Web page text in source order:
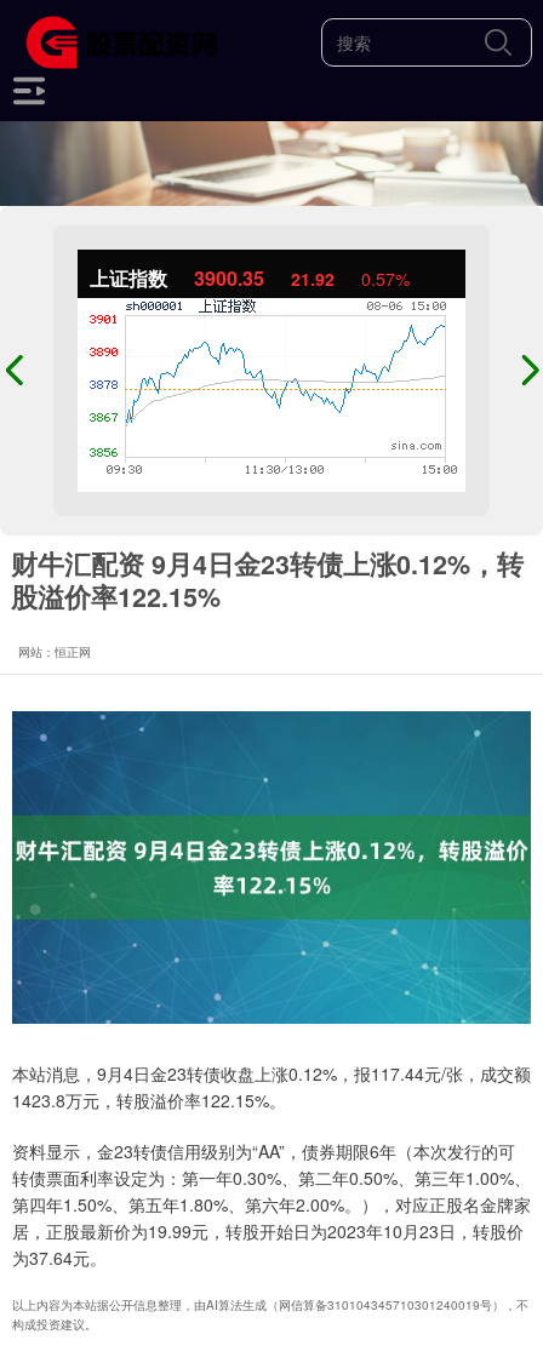
上证指数 3900.35 21.92 0.57%
财牛汇配资 9月4日金23转债上涨0.12%，转
股溢价率122.15%
网站：恒正网
本站消息，9月4日金23转债收盘上涨0.12%，报117.44元/张，成交额
1423.8万元，转股溢价率122.15%。
资料显示，金23转债信用级别为“AA”，债券期限6年（本次发行的可
转债票面利率设定为：第一年0.30%、第二年0.50%、第三年1.00%、
第四年1.50%、第五年1.80%、第六年2.00%。），对应正股名金牌家
居，正股最新价为19.99元，转股开始日为2023年10月23日，转股价
为37.64元。
以上内容为本站据公开信息整理，由AI算法生成（网信算备310104345710301240019号），不
构成投资建议。